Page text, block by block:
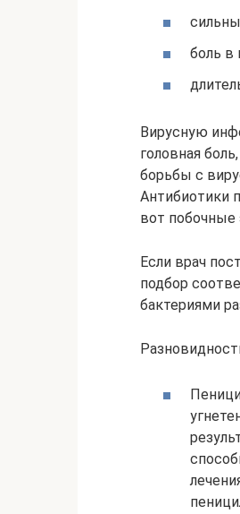
боль в
Вирусную
головная
борьбы с
Антибиотики
вот побочные
Если врач
подбор
бактериями